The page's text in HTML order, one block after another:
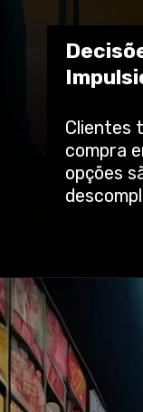
Clientes
compra
opções